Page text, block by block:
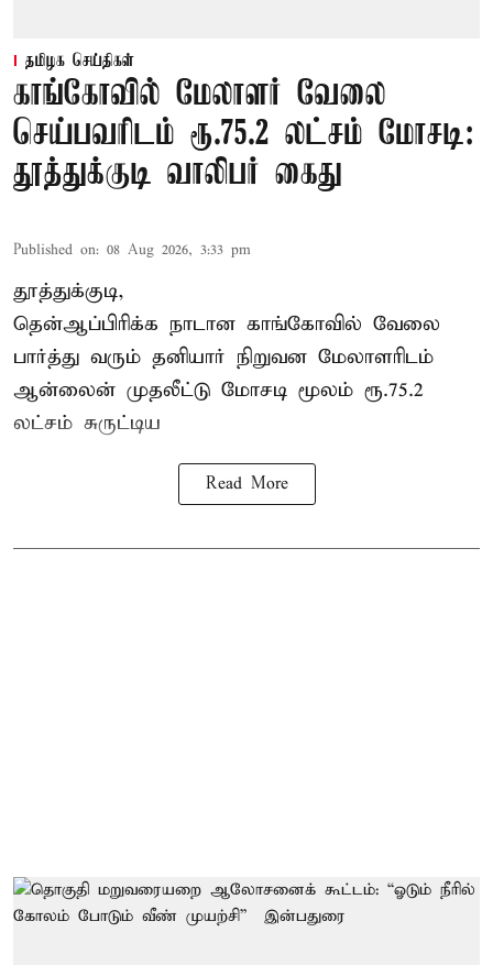
தமிழக செய்திகள்
காங்கோவில் மேலாளர் வேலை
செய்பவரிடம் ரூ.75.2 லட்சம் மோசடி:
தூத்துக்குடி வாலிபர் கைது
Published on: 08 Aug 2026, 3:33 pm
தூத்துக்குடி,
தென்ஆப்பிரிக்க நாடான காங்கோவில் வேலை
பார்த்து வரும் தனியார் நிறுவன மேலாளரிடம்
ஆன்லைன் முதலீட்டு மோசடி மூலம் ரூ.75.2
லட்சம் சுருட்டிய
Read More